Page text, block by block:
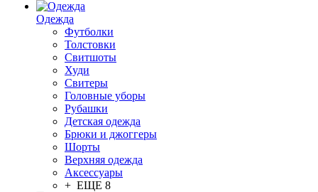
Одежда
Футболки
Толстовки
Свитшоты
Худи
Свитеры
Головные уборы
Рубашки
Детская одежда
Брюки и джоггеры
Шорты
Верхняя одежда
Аксессуары
+ ЕЩЕ 8